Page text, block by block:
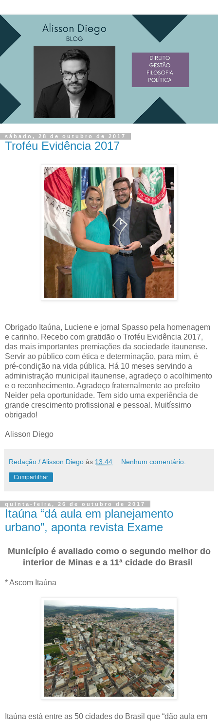
sábado, 28 de outubro de 2017
Troféu Evidência 2017
Obrigado Itaúna, Luciene e jornal Spasso pela homenagem
e carinho. Recebo com gratidão o Troféu Evidência 2017,
das mais importantes premiações da sociedade itaunense.
Servir ao público com ética e determinação, para mim, é
pré-condição na vida pública. Há 10 meses servindo a
administração municipal itaunense, agradeço o acolhimento
e o reconhecimento. Agradeço fraternalmente ao prefeito
Neider pela oportunidade. Tem sido uma experiência de
grande crescimento profissional e pessoal. Muitíssimo
obrigado!
Alisson Diego
Redação / Alisson Diego às 13:44 Nenhum comentário:
Compartilhar
quinta-feira, 26 de outubro de 2017
Itaúna “dá aula em planejamento
urbano”, aponta revista Exame
Município é avaliado como o segundo melhor do
interior de Minas e a 11ª cidade do Brasil
* Ascom Itaúna
Itaúna está entre as 50 cidades do Brasil que “dão aula em